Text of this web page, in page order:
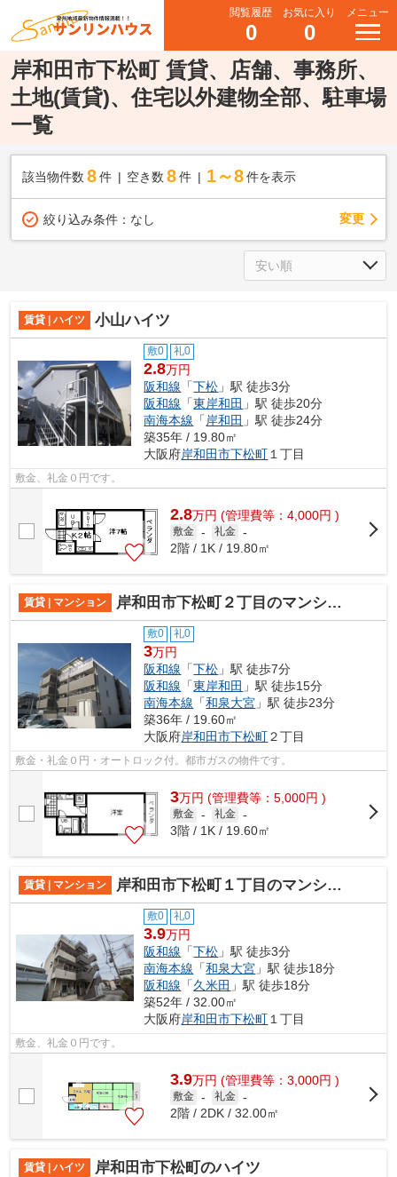
閲覧履歴
0
お気に入り
0
メニュー
岸和田市下松町 賃貸、店舗、事務所、
土地(賃貸)、住宅以外建物全部、駐車場
一覧
該当物件数 8件 空き数 8 件 1～8 件を表示
絞り込み条件： なし 変更
賃貸 | ハイツ 小山ハイツ
敷0 礼0
2.8万円
阪和線 「下松 」駅 徒歩3分
阪和線 「東岸和田 」駅 徒歩20分
南海本線 「 岸和田 」駅 徒歩24分
築35年 / 19.80㎡
大阪府岸和田市下松町 １丁目
敷金、礼金０円です。
2.8万円 (管理費等：4,000円 )
敷金 - 礼金 -
2階 / 1K / 19.80㎡
賃貸 | マンション 岸和田市下松町２丁目のマンション
敷0 礼0
3万円
阪和線 「下松 」駅 徒歩7分
阪和線 「東岸和田 」駅 徒歩15分
南海本線 「和泉大宮 」駅 徒歩23分
築36年 / 19.60㎡
大阪府岸和田市下松町２丁目
敷金・礼金０円・オートロック付。都市ガスの物件です。
3万円 (管理費等：5,000円 )
敷金 - 礼金 -
3階 / 1K / 19.60㎡
賃貸 | マンション 岸和田市下松町１丁目のマンション
敷0 礼0
3.9万円
阪和線 「下松 」駅 徒歩3分
南海本線 「和泉大宮 」駅 徒歩18分
阪和線 「久米田 」駅 徒歩18分
築52年 / 32.00㎡
大阪府岸和田市下松町 １丁目
敷金、礼金０円です。
3.9万円 (管理費等：3,000円 )
敷金 - 礼金 -
2階 / 2DK / 32.00㎡
賃貸 | ハイツ 岸和田市下松町のハイツ